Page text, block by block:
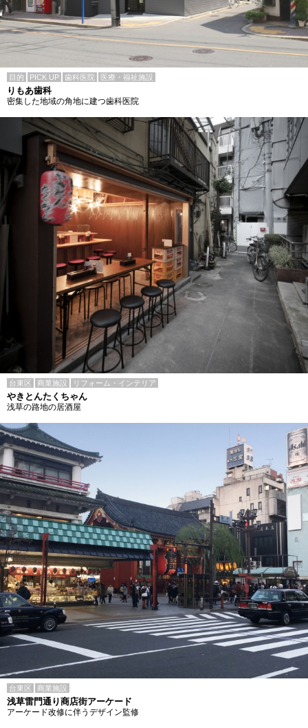
目的 PICK UP 歯科医院 医療・福祉施設
りもあ歯科
密集した地域の角地に建つ歯科医院
台東区 商業施設 リフォーム・インテリア
やきとんたくちゃん
浅草の路地の居酒屋
台東区 商業施設
浅草雷門通り商店街アーケード
アーケード改修に伴うデザイン監修